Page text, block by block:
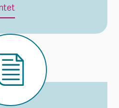
Tilläggsvillkor till